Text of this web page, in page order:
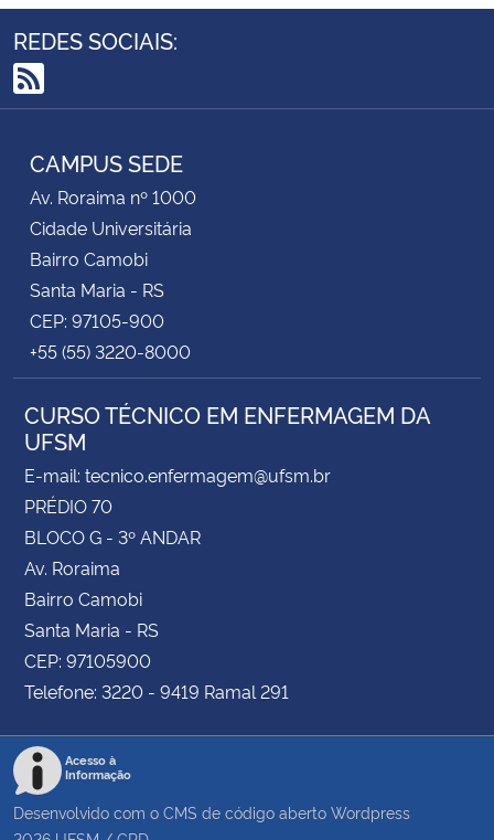
REDES SOCIAIS:
RSS
CAMPUS SEDE
Av. Roraima nº 1000
Cidade Universitária
Bairro Camobi
Santa Maria - RS
CEP: 97105-900
+55 (55) 3220-8000
CURSO TÉCNICO EM ENFERMAGEM DA
UFSM
E-mail: tecnico.enfermagem@ufsm.br
PRÉDIO 70
BLOCO G - 3º ANDAR
Av. Roraima
Bairro Camobi
Santa Maria - RS
CEP: 97105900
Telefone: 3220 - 9419 Ramal 291
Acesso à
Informação
Desenvolvido com o CMS de código aberto Wordpress